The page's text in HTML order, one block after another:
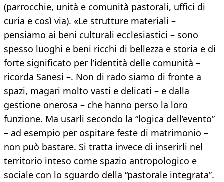
(parrocchie, unità e comunità pastorali, uffici di
curia e così via). «Le strutture materiali –
pensiamo ai beni culturali ecclesiastici – sono
spesso luoghi e beni ricchi di bellezza e storia e di
forte significato per l’identità delle comunità –
ricorda Sanesi –. Non di rado siamo di fronte a
spazi, magari molto vasti e delicati – e dalla
gestione onerosa – che hanno perso la loro
funzione. Ma usarli secondo la “logica dell’evento”
– ad esempio per ospitare feste di matrimonio –
non può bastare. Si tratta invece di inserirli nel
territorio inteso come spazio antropologico e
sociale con lo sguardo della “pastorale integrata”.